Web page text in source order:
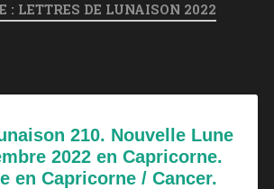
: LETTRES DE LUNAISON 2022
210. Nouvelle Lune
2022 en Capricorne.
en Capricorne / Cancer.